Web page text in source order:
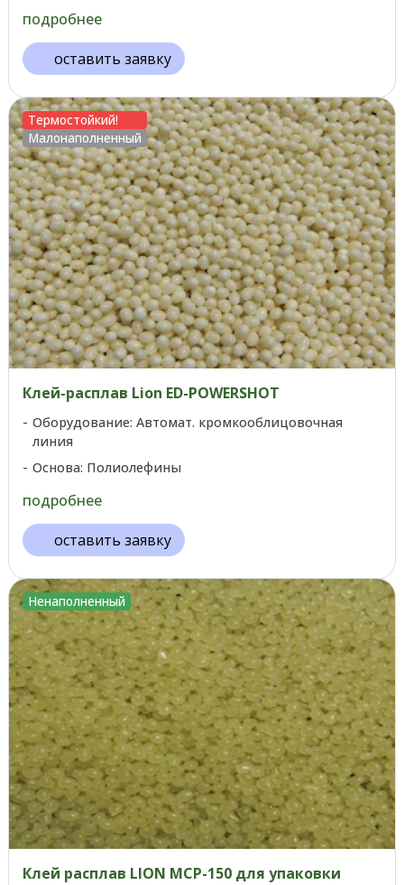
подробнее
оставить заявку
Термостойкий!
Малонаполненный
Клей-расплав Lion ED-POWERSHOT
Оборудование: Автомат. кромкооблицовочная
линия
Основа: Полиолефины
подробнее
оставить заявку
Ненаполненный
Клей расплав LION MCP-150 для упаковки